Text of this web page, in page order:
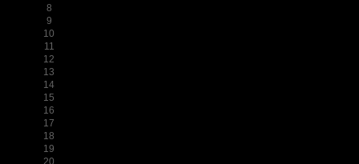
8
9
10
11
12
13
14
15
16
17
18
19
20